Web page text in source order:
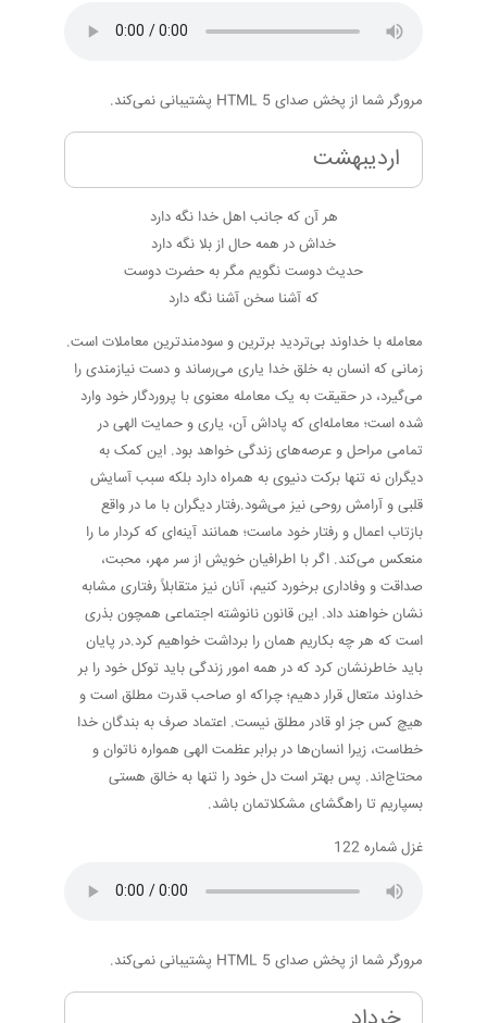
مرورگر شما از پخش صدای HTML 5 پشتیبانی نمی‌کند.
اردیبهشت
هر آن که جانب اهل خدا نگه دارد
خداش در همه حال از بلا نگه دارد
حدیث دوست نگویم مگر به حضرت دوست
که آشنا سخن آشنا نگه دارد
معامله با خداوند بی‌تردید برترین و سودمندترین معاملات است.
زمانی که انسان به خلق خدا یاری می‌رساند و دست نیازمندی را
می‌گیرد، در حقیقت به یک معامله معنوی با پروردگار خود وارد
شده است؛ معامله‌ای که پاداش آن، یاری و حمایت الهی در
تمامی مراحل و عرصه‌های زندگی خواهد بود. این کمک به
دیگران نه تنها برکت دنیوی به همراه دارد بلکه سبب آسایش
قلبی و آرامش روحی نیز می‌شود.رفتار دیگران با ما در واقع
بازتاب اعمال و رفتار خود ماست؛ همانند آینه‌ای که کردار ما را
منعکس می‌کند. اگر با اطرافیان خویش از سر مهر، محبت،
صداقت و وفاداری برخورد کنیم، آنان نیز متقابلاً رفتاری مشابه
نشان خواهند داد. این قانون نانوشته اجتماعی همچون بذری
است که هر چه بکاریم همان را برداشت خواهیم کرد.در پایان
باید خاطرنشان کرد که در همه امور زندگی باید توکل خود را بر
خداوند متعال قرار دهیم؛ چراکه او صاحب قدرت مطلق است و
هیچ کس جز او قادر مطلق نیست. اعتماد صرف به بندگان خدا
خطاست، زیرا انسان‌ها در برابر عظمت الهی همواره ناتوان و
محتاج‌اند. پس بهتر است دل خود را تنها به خالق هستی
بسپاریم تا راهگشای مشکلاتمان باشد.
غزل شماره 122
مرورگر شما از پخش صدای HTML 5 پشتیبانی نمی‌کند.